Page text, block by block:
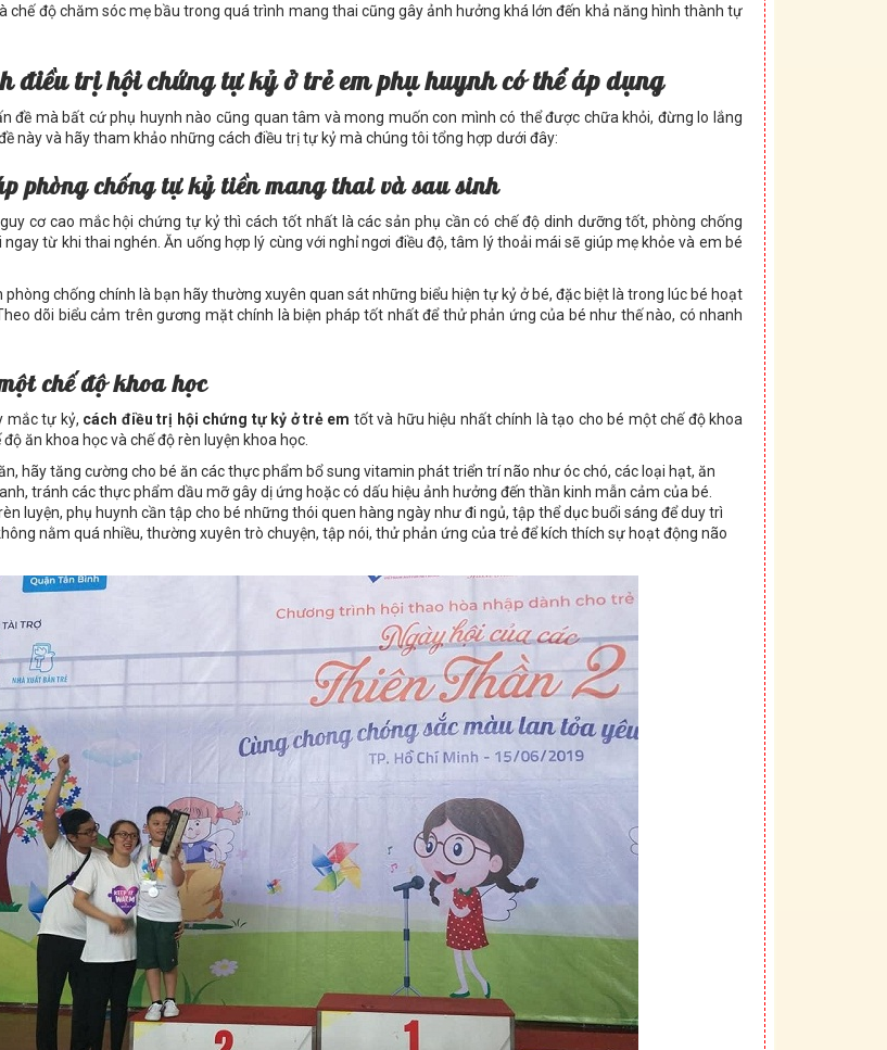
chế độ chăm sóc mẹ bầu trong quá trình mang thai cũng gây ảnh hưởng khá lớn đến khả năng hình thành tự
điều trịhội chứng tựkỷ ởtrẻem phụhuynh có thểáp dụng
đề mà bất cứ phụ huynh nào cũng quan tâm và mong muốn con mình có thể được chữa khỏi, đừng lo lắng
này và hãy tham khảo những cách điều trị tự kỷ mà chúng tôi tổng hợp dưới đây:
phòng chống tựkỷtiền mang thai và sau sinh
cơ cao mắc hội chứng tự kỷ thì cách tốt nhất là các sản phụ cần có chế độ dinh dưỡng tốt, phòng chống
từ khi thai nghén. Ăn uống hợp lý cùng với nghỉ ngơi điều độ, tâm lý thoải mái sẽ giúp mẹ khỏe và em bé
phòng chống chính là bạn hãy thường xuyên quan sát những biểu hiện tự kỷ ở bé, đặc biệt là trong lúc bé hoạt
dõi biểu cảm trên gương mặt chính là biện pháp tốt nhất để thử phản ứng của bé như thế nào, có nhanh
ột chếđộkhoa học
mắc tự kỷ, cách điều trị hội chứng tự kỷ ở trẻ em tốt và hữu hiệu nhất chính là tạo cho bé một chế độ khoa
ăn khoa học và chế độ rèn luyện khoa học.
hãy tăng cường cho bé ăn các thực phẩm bổ sung vitamin phát triển trí não như óc chó, các loại hạt, ăn
tránh các thực phẩm dầu mỡ gây dị ứng hoặc có dấu hiệu ảnh hưởng đến thần kinh mẫn cảm của bé.
luyện, phụ huynh cần tập cho bé những thói quen hàng ngày như đi ngủ, tập thể dục buổi sáng để duy trì
nằm quá nhiều, thường xuyên trò chuyện, tập nói, thử phản ứng của trẻ để kích thích sự hoạt động não